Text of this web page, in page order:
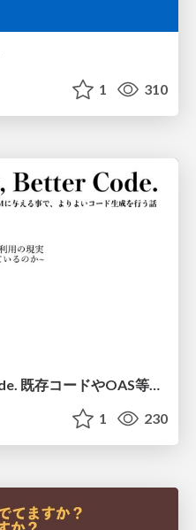
1 310
More Context, Better Code. 既存コードやOAS等をコンテキストとしてLLMに与える事で、よりよいコード生成を行う話
1 230